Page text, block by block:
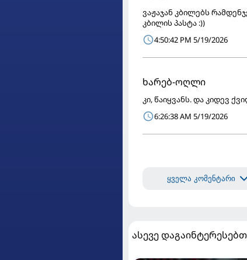
ვაჟაჯან კბილებს
კბილის პასტა :))
4:50:42 PM 5/19/2026
ხარებ-ოღლი
კი, წაიყვანს. და კიდევ
6:26:38 AM 5/19/2026
ყველა კომენტარი
ასევე დაგაინტერესებთ